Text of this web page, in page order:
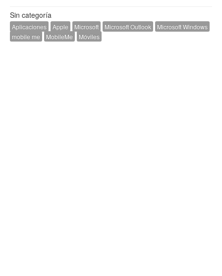
Sin categoría
Aplicaciones Apple Microsoft Microsoft Outlook
Microsoft Windows
mobile me
MobileMe Móviles